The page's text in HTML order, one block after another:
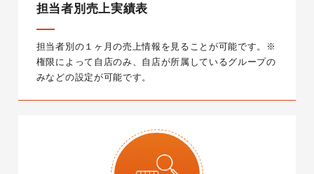
担当者別売上実績表
担当者別の１ヶ月の売上情報を見ることが可能です。
※
権限によって自店のみ、自店が所属しているグループの
みなどの設定が可能です。